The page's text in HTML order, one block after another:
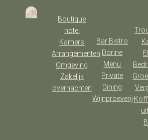
Boutique
hotel
Kamers
Arrangementen
Omgeving
Zakelijk
overnachten
Bar Bistro
Dorine
Menu
Private
Dining
Wijnproeverij